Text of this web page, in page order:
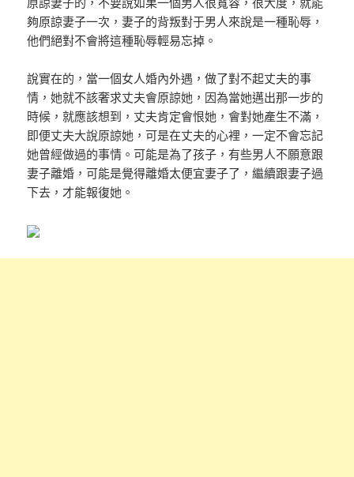
夠原諒妻子一次，妻子的背叛對于男人來說是一種恥辱，
他們絕對不會將這種恥辱輕易忘掉。
說實在的，當一個女人婚內外遇，做了對不起丈夫的事
情，她就不該奢求丈夫會原諒她，因為當她邁出那一步的
時候，就應該想到，丈夫肯定會恨她，會對她產生不滿，
即便丈夫大說原諒她，可是在丈夫的心裡，一定不會忘記
她曾經做過的事情。可能是為了孩子，有些男人不願意跟
妻子離婚，可能是覺得離婚太便宜妻子了，繼續跟妻子過
下去，才能報復她。